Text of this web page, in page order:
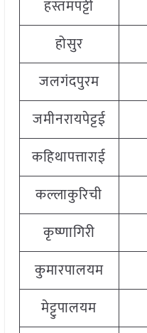
हस्तमपट्टी
होसुर
जलगंदपुरम
जमीनरायपेट्टई
कहिथापत्ताराई
कल्लाकुरिची
कृष्णागिरी
कुमारपालयम
मेट्टुपालयम